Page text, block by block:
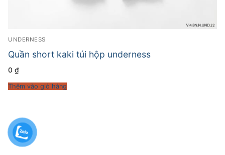
UNDERNESS
Quần short kaki túi hộp underness
0 ₫
Thêm vào giỏ hàng